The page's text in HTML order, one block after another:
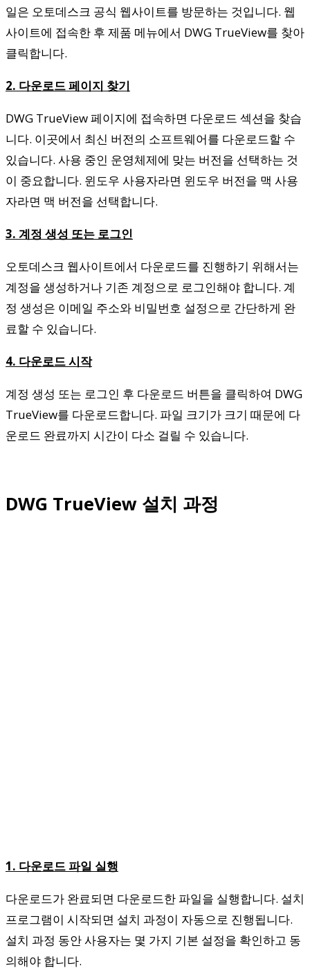
일은 오토데스크 공식 웹사이트를 방문하는 것입니다. 웹
사이트에 접속한 후 제품 메뉴에서 DWG TrueView를 찾아
클릭합니다.
2. 다운로드 페이지 찾기
DWG TrueView 페이지에 접속하면 다운로드 섹션을 찾습
니다. 이곳에서 최신 버전의 소프트웨어를 다운로드할 수
있습니다. 사용 중인 운영체제에 맞는 버전을 선택하는 것
이 중요합니다. 윈도우 사용자라면 윈도우 버전을 맥 사용
자라면 맥 버전을 선택합니다.
3. 계정 생성 또는 로그인
오토데스크 웹사이트에서 다운로드를 진행하기 위해서는
계정을 생성하거나 기존 계정으로 로그인해야 합니다. 계
정 생성은 이메일 주소와 비밀번호 설정으로 간단하게 완
료할 수 있습니다.
4. 다운로드 시작
계정 생성 또는 로그인 후 다운로드 버튼을 클릭하여 DWG
TrueView를 다운로드합니다. 파일 크기가 크기 때문에 다
운로드 완료까지 시간이 다소 걸릴 수 있습니다.
DWG TrueView 설치 과정
1. 다운로드 파일 실행
다운로드가 완료되면 다운로드한 파일을 실행합니다. 설치
프로그램이 시작되면 설치 과정이 자동으로 진행됩니다.
설치 과정 동안 사용자는 몇 가지 기본 설정을 확인하고 동
의해야 합니다.